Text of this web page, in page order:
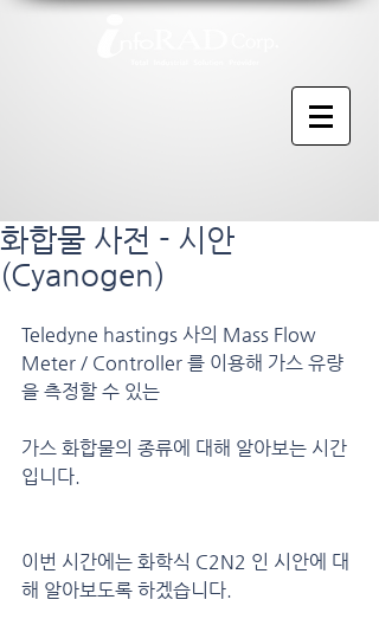
화합물 사전 - 시안
(Cyanogen)
Teledyne hastings 사의 Mass Flow
Meter / Controller 를 이용해 가스 유량
을 측정할 수 있는
가스 화합물의 종류에 대해 알아보는 시간
입니다.
이번 시간에는 화학식 C2N2 인 시안에 대
해 알아보도록 하겠습니다.